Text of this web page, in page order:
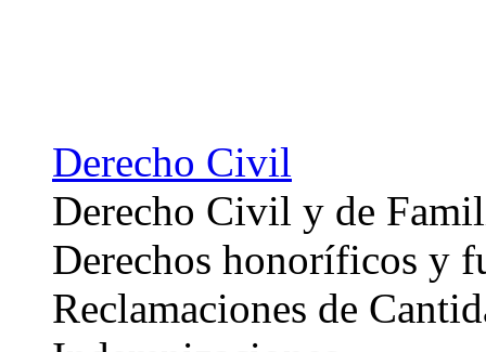
Derecho Civil
Derecho Civil y de
Derechos honoríficos y
Reclamaciones de